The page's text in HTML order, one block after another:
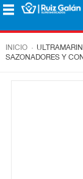
Saltar al contenido
CORPORATIVO
INICIO .
SAZONADORES Y